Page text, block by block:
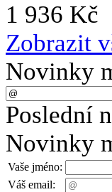
1 936 Kč
Zobrazit
Novinky
Poslední
Novinky
Vaše jméno:
Váš email: